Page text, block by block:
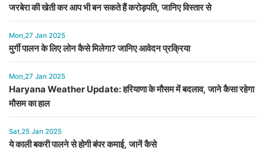
जरबेरा की खेती कर आप भी बन सकते हैं करोड़पति, जानिए विस्तार से
Mon,27 Jan 2025
मुर्गी पालन के लिए लोन कैसे मिलेगा? जानिए आवेदन प्रक्रिया
Mon,27 Jan 2025
Haryana Weather Update: हरियाणा के मौसम में बदलाव, जाने कैसा रहेगा
मौसम का हाल
Sat,25 Jan 2025
ये काली बकरी पालने से होगी बंपर कमाई, जानें कैसे